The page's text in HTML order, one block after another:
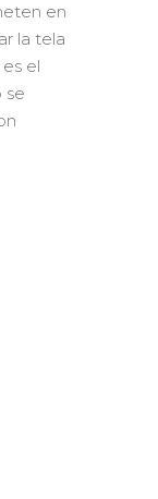
en
la tela
el
se